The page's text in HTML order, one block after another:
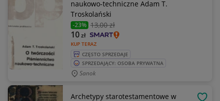
naukowo-techniczne Adam T.
Troskolański
-23% 13,00 zł
KUP TERAZ
10zł
CZĘSTO SPRZEDAJE
SPRZEDAJĄCY: OSOBA PRYWATNA
Sanok
Archetypy starotestamentowe w